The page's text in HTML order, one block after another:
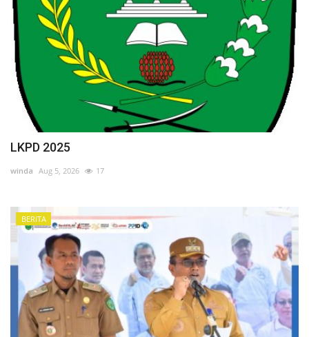
LKPD 2025
winda Aug 5, 2026 17
BERITA